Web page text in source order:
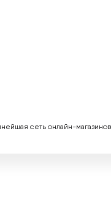
сеть онлайн-